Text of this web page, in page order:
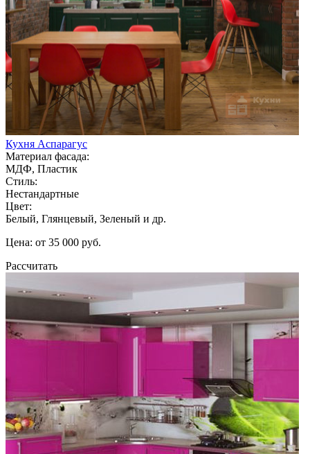
Кухня Аспарагус
Материал фасада:
МДФ, Пластик
Стиль:
Нестандартные
Цвет:
Белый, Глянцевый, Зеленый и др.
Цена: от 35 000 руб.
Рассчитать